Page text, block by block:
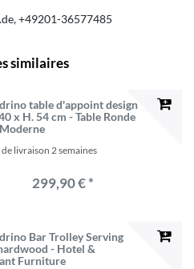
+49201-36577485
similaires
table d'appoint design
x H. 54 cm - Table Ronde
de livraison 2 semaines
299,90 € *
Bar Trolley Serving
- Hotel &
Furniture